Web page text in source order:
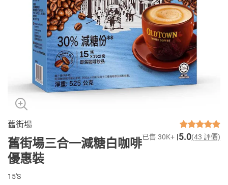
舊街場
舊街場三合一減糖白咖啡
優惠裝
已售 30K+ 5.0(43 評價)
15'S